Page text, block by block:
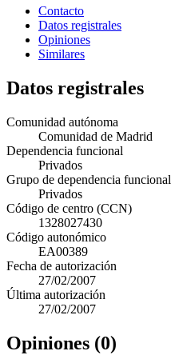
Contacto
Datos registrales
Opiniones
Similares
Datos registrales
Comunidad autónoma
Comunidad de Madrid
Dependencia funcional
Privados
Grupo de dependencia funcional
Privados
Código de centro (CCN)
1328027430
Código autonómico
EA00389
Fecha de autorización
27/02/2007
Última autorización
27/02/2007
Opiniones (0)